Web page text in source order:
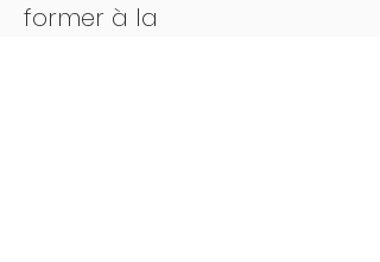
former à la